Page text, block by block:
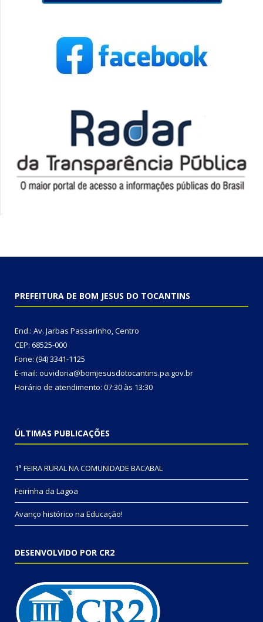
PREFEITURA DE BOM JESUS DO TOCANTINS
End.: Av. Jarbas Passarinho, Centro
CEP: 68525-000
Fone: (94) 3341-1125
E-mail: ouvidoria@bomjesusdotocantins.pa.gov.br
Horário de atendimento: 07:30 às 13:30
ÚLTIMAS PUBLICAÇÕES
1ª FEIRA RURAL NA COMUNIDADE BACABAL
Feirinha da Lagoa
Avanço histórico na Educação!
DESENVOLVIDO POR CR2